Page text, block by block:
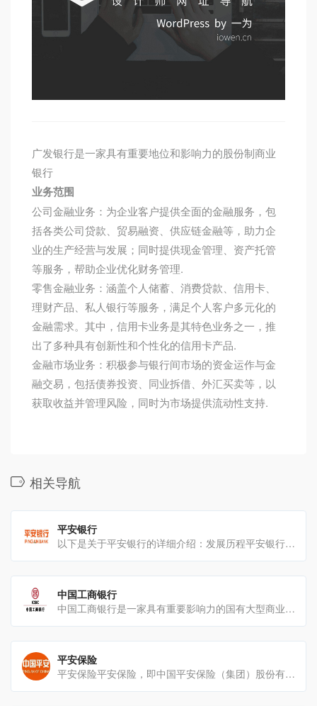
广发银行是一家具有重要地位和影响力的股份制商业
银行
业务范围
公司金融业务：为企业客户提供全面的金融服务，包
括各类公司贷款、贸易融资、供应链金融等，助力企
业的生产经营与发展；同时提供现金管理、资产托管
等服务，帮助企业优化财务管理.
零售金融业务：涵盖个人储蓄、消费贷款、信用卡、
理财产品、私人银行等服务，满足个人客户多元化的
金融需求。其中，信用卡业务是其特色业务之一，推
出了多种具有创新性和个性化的信用卡产品.
金融市场业务：积极参与银行间市场的资金运作与金
融交易，包括债券投资、同业拆借、外汇买卖等，以
获取收益并管理风险，同时为市场提供流动性支持.
相关导航
平安银行
以下是关于平安银行的详细介绍：发展历程平安银行的前身是深圳发展银行，1987年11月23日，深圳[…]
中国工商银行
中国工商银行是一家具有重要影响力的国有大型商业银行业务范围负债业务：包括人民币储蓄、外币储蓄、储蓄旅行支票[…]
平安保险
平安保险平安保险，即中国平安保险（集团）股份有限公司，是一家在国内外具有重大影响力的综合性金融集团业务范围[…]